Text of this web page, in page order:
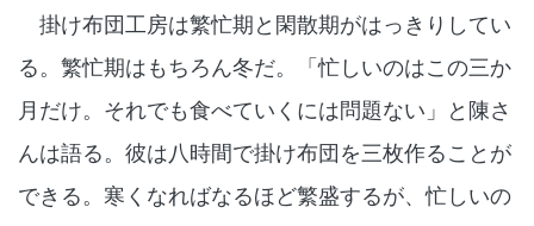
掛け布団工房は繁忙期と閑散期がはっきりしてい
る。繁忙期はもちろん冬だ。「忙しいのはこの三か
月だけ。それでも食べていくには問題ない」と陳さ
んは語る。彼は八時間で掛け布団を三枚作ることが
できる。寒くなればなるほど繁盛するが、忙しいの